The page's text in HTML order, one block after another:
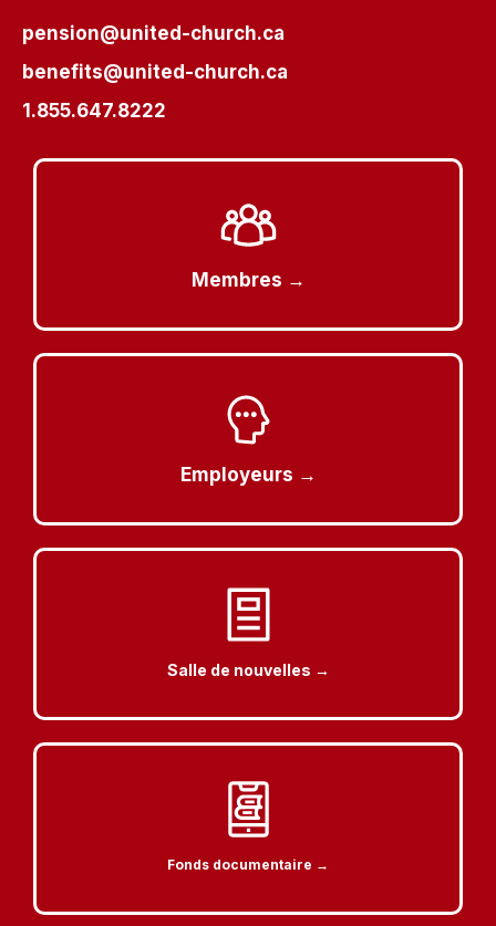
pension@united-church.ca
benefits@united-church.ca
1.855.647.8222
Membres →
Employeurs →
Salle de nouvelles →
Fonds documentaire →